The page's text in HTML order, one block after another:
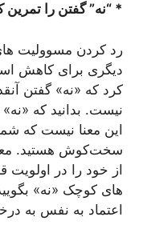
* “نه” گفتن را تمرین
رد کردن مسوولیت
دیگری برای کاهش
کرد که «نه» گفتن
نیست. بدانید که
این معنا نیست که
سخت‌کوش هستید.
از خود را در اولویت
های کوچک «نه»
اعتماد به نفس به